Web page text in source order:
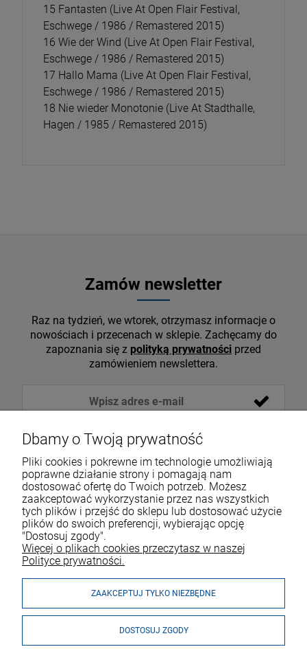
15 Fantasten (Live At Open Flair Festival,
Eschwege / 1986 / Remastered 2015)
16 Wie der Wind (Live At Open Flair Festival,
Eschwege / 1986 / Remastered 2015)
17 Hallo Mama (Live At Open Flair Festival,
Eschwege / 1986 / Remastered 2015)
18 Nie wieder Monotonie (Live At Stadthalle,
Hagen / 1985 / Remastered 2015)
Zamów newsletter
Raz na tydzień, we wtorek, otrzymasz informacje o
nowościach i przecenach w sklepie. Zachęcamy do
zapoznania się z polityką prywatności przed
zamówieniem newslettera.
VOICESHOP.PL
ZAKUPY
Dbamy o Twoją prywatność
Pliki cookies i pokrewne im technologie umożliwiają
poprawne działanie strony i pomagają nam
dostosować ofertę do Twoich potrzeb. Możesz
zaakceptować wykorzystanie przez nas wszystkich
tych plików i przejść do sklepu lub dostosować użycie
plików do swoich preferencji, wybierając opcję
"Dostosuj zgody".
Więcej o plikach cookies przeczytasz w naszej
Polityce prywatności.
ZAAKCEPTUJ TYLKO NIEZBĘDNE
DOSTOSUJ ZGODY